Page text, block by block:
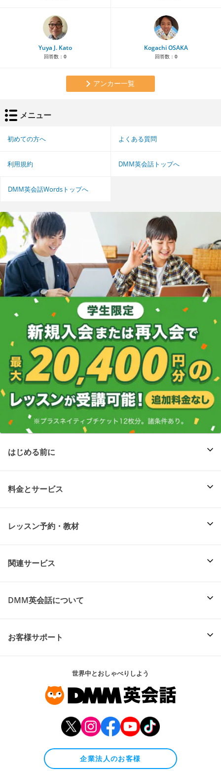
Yuya J. Kato
回答数： 0
Kogachi OSAKA
回答数： 0
アンカー一覧
メニュー
初めての方へ よくある質問
利用規約 DMM英会話トップへ
DMM英会話Wordsトップへ
はじめる前に
料金とサービス
レッスン予約・教材
関連サービス
DMM英会話について
お客様サポート
世界中とおしゃべりしよう
企業法人のお客様